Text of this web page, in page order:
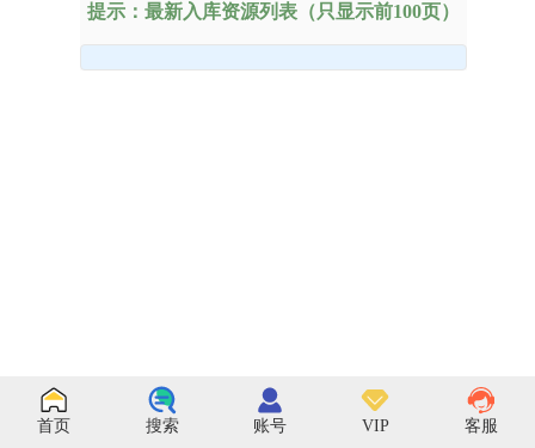
提示：最新入库资源列表（只显示前100页）
首页 搜索 账号 VIP 客服